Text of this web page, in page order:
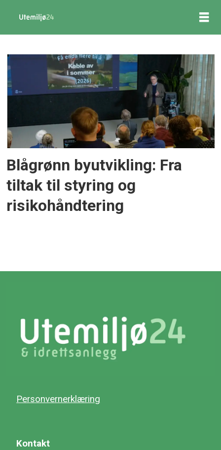
Tag:
risikohåndtering
Blågrønn byutvikling: Fra
tiltak til styring og
risikohåndtering
Personvernerklæring
Kontakt